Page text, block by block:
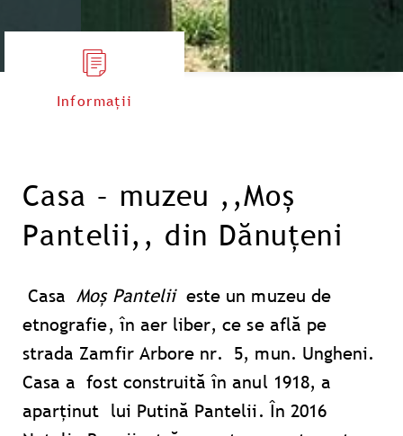
Informații
Casa – muzeu ,,Moș
Pantelii,, din Dănuțeni
CasaMoș Panteliieste un muzeu de
etnografie, în aer liber, ce se află pe
strada Zamfir Arbore nr. 5, mun. Ungheni.
Casa a fost construită în anul 1918, a
aparținut lui Putină Pantelii. În 2016